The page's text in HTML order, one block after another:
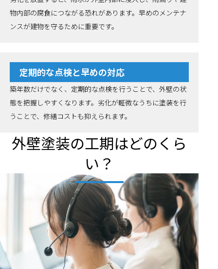
物内部の腐食につながる恐れがあります。早めのメンテナ
ンスが建物を守るために重要です。
定期的な点検と早めの対応
築年数だけでなく、定期的な点検を行うことで、外壁の状
態を把握しやすくなります。劣化が軽微なうちに塗装を行
うことで、修繕コストも抑えられます。
外壁塗装の工期はどのくら
い？